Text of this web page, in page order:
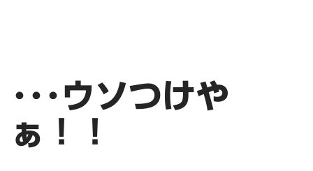
･･･ウソつけや
ぁ！！